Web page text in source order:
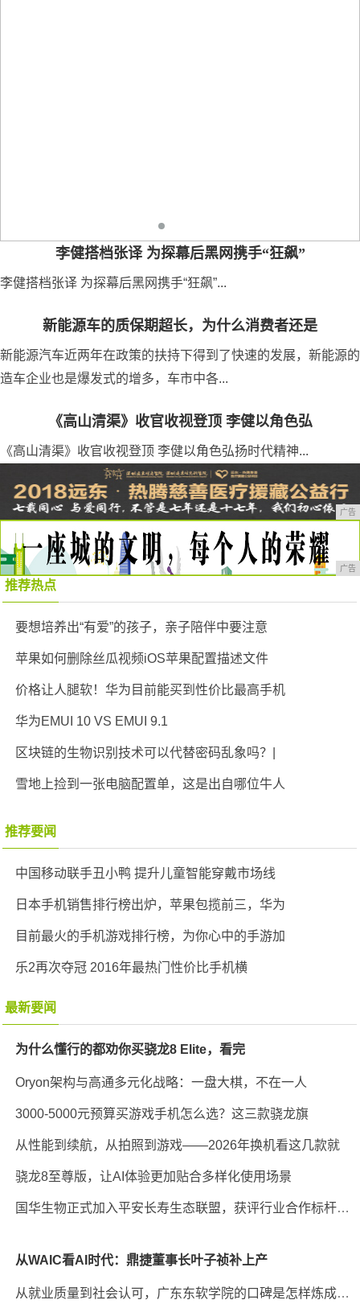
李健搭档张译 为探幕后黑网携手“狂飙”
李健搭档张译 为探幕后黑网携手“狂飙”...
新能源车的质保期超长，为什么消费者还是
新能源汽车近两年在政策的扶持下得到了快速的发展，新能源的
造车企业也是爆发式的增多，车市中各...
《高山清渠》收官收视登顶 李健以角色弘
《高山清渠》收官收视登顶 李健以角色弘扬时代精神...
广告
广告
推荐热点
要想培养出“有爱”的孩子，亲子陪伴中要注意
苹果如何删除丝瓜视频iOS苹果配置描述文件
价格让人腿软！华为目前能买到性价比最高手机
华为EMUI 10 VS EMUI 9.1
区块链的生物识别技术可以代替密码乱象吗？|
雪地上捡到一张电脑配置单，这是出自哪位牛人
推荐要闻
中国移动联手丑小鸭 提升儿童智能穿戴市场线
日本手机销售排行榜出炉，苹果包揽前三，华为
目前最火的手机游戏排行榜，为你心中的手游加
乐2再次夺冠 2016年最热门性价比手机横
最新要闻
为什么懂行的都劝你买骁龙8 Elite，看完
Oryon架构与高通多元化战略：一盘大棋，不在一人
3000-5000元预算买游戏手机怎么选？这三款骁龙旗
从性能到续航，从拍照到游戏——2026年换机看这几款就
骁龙8至尊版，让AI体验更加贴合多样化使用场景
国华生物正式加入平安长寿生态联盟，获评行业合作标杆企业
从WAIC看AI时代：鼎捷董事长叶子祯补上产
从就业质量到社会认可，广东东软学院的口碑是怎样炼成的？